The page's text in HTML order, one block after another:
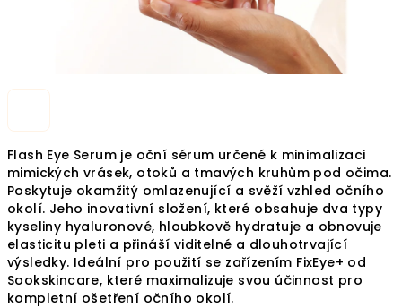
Flash Eye Serum je oční sérum určené k minimalizaci
mimických vrásek, otoků a tmavých kruhům pod očima.
Poskytuje okamžitý omlazenující a svěží vzhled očního
okolí. Jeho inovativní složení, které obsahuje dva typy
kyseliny hyaluronové, hloubkově hydratuje a obnovuje
elasticitu pleti a přináší viditelné a dlouhotrvající
výsledky. Ideální pro použití se zařízením FixEye+ od
Sookskincare, které maximalizuje svou účinnost pro
kompletní ošetření očního okolí.